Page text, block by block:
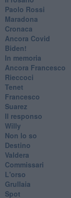
Paolo Rossi
Maradona
Cronaca
​Ancora Covid
​Biden!
In memoria
​Ancora Francesco
Rieccoci
Tenet
Francesco
Suarez
​Il responso
Willy
Non lo so
Destino
Valdera
Commissari
L'orso
Grullaia
Spot